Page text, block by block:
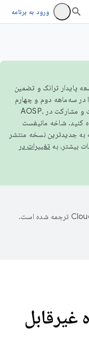
ورود به برنامه
توسعه پایدار ترانک و تضمین
در سه‌ماهه دوم و چهارم
کنید. شاخه مانیفست
به جدیدترین نسخه منتشر
تغییرات در
ترجمه شده است.